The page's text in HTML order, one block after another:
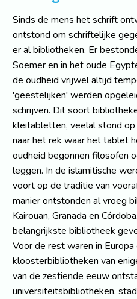
Sinds de mens het schrift
ontstond om schriftelijke
er al bibliotheken. Er
Soemer en in het oude
de oudheid vrijwel altijd
'geestelijken' werden
schrijven. Dit soort
kleitabletten, veelal stond
naar het rek waar het tablet
oudheid begonnen filosofen
leggen. In de islamitische
voort op de traditie van
manier ontstonden al vroeg
Kairouan, Granada en
belangrijkste bibliotheek
Voor de rest waren in
kloosterbibliotheken van
van de zestiende eeuw
universiteitsbibliotheken,